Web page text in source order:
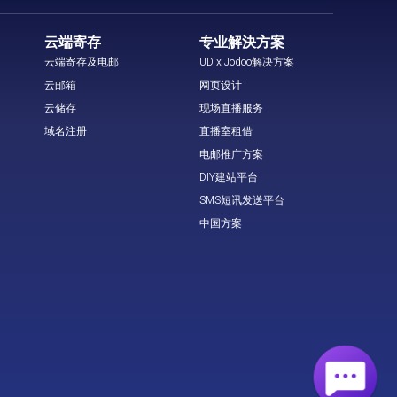
云端寄存
云端寄存及电邮
云邮箱
云储存
域名注册
专业解決方案
UD x Jodoo解决方案
网页设计
现场直播服务
直播室租借
电邮推广方案
DIY建站平台
SMS短讯发送平台
中国方案